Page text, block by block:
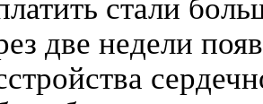
стали
две недели